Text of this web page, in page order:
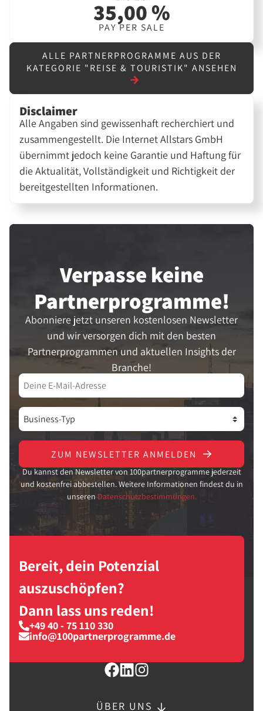
35,00 %
PAY PER SALE
ALLE PARTNERPROGRAMME AUS DER
KATEGORIE "REISE & TOURISTIK" ANSEHEN
Disclaimer
Alle Angaben sind gewissenhaft recherchiert und
zusammengestellt. Die Internet Allstars GmbH
übernimmt jedoch keine Garantie und Haftung für
die Aktualität, Vollständigkeit und Richtigkeit der
bereitgestellten Informationen.
Verpasse keine
Partner­programme!
Abonniere jetzt unseren kostenlosen Newsletter
und wir versorgen dich mit den besten
Partnerprogrammen und aktuellen Insights der
Branche!
ZUM NEWSLETTER ANMELDEN
Du kannst den Newsletter von 100partnerprogramme jederzeit
und kostenfrei abbestellen. Weitere Informationen findest du in
unseren Datenschutzbestimmungen.
Bereit, dein Potenzial
auszuschöpfen?
Dann lass uns reden!
+49 40 - 75 110 330
info@100partnerprogramme.de
ÜBER UNS